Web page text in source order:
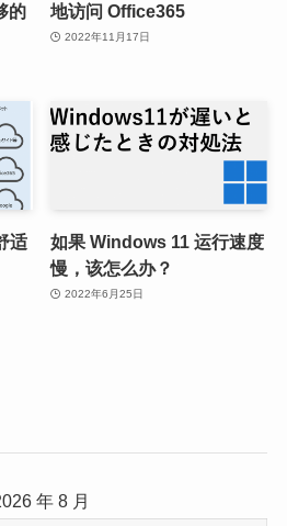
的
地访问 Office365
2022年11月17日
适
如果 Windows 11 运行速度
慢，该怎么办？
2022年6月25日
年 8 月